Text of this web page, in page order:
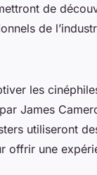
de
de
les
James
utiliseront
offrir une